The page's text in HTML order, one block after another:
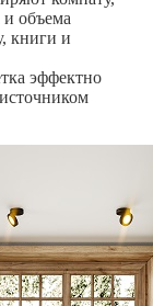
и объема
книги и
эффектно